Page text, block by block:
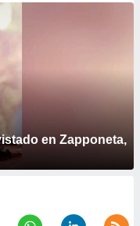
en Zapponeta,